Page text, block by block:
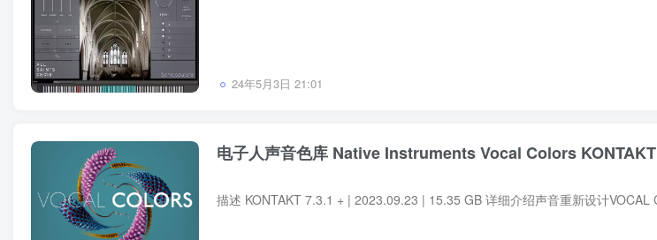
24年5月3日 21:01
电子人声音色库 Native Instruments Vocal Colors KONTAKT